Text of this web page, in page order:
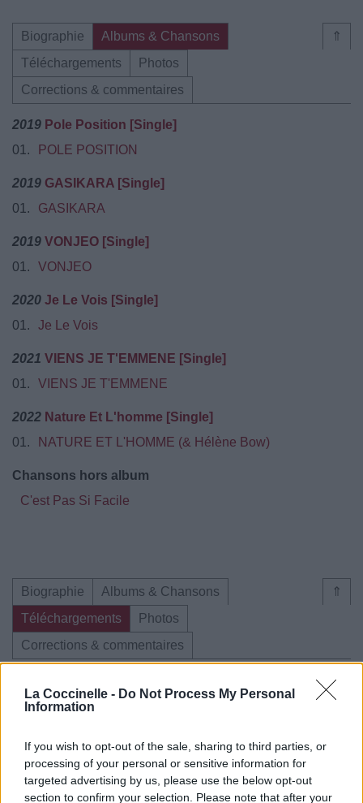
La Coccinelle - Do Not Process My Personal
Information
If you wish to opt-out of the sale, sharing to third parties, or
processing of your personal or sensitive information for
targeted advertising by us, please use the below opt-out
section to confirm your selection. Please note that after your
⇑
Biographie
Albums & Chansons
Téléchargements
Photos
Corrections & commentaires
2019 Pole Position [Single]
01.
POLE POSITION
2019 GASIKARA [Single]
01.
GASIKARA
2019 VONJEO [Single]
01.
VONJEO
2020 Je Le Vois [Single]
01.
Je Le Vois
2021 VIENS JE T'EMMENE [Single]
01.
VIENS JE T'EMMENE
2022 Nature Et L'homme [Single]
01.
NATURE ET L'HOMME (& Hélène Bow)
Chansons hors album
C'est Pas Si Facile
⇑
Biographie
Albums & Chansons
Téléchargements
Photos
Corrections & commentaires
Vous aimez chanter, apprenez la guitare chez
Télécharger légalement les MP3 ou trouver le CD sur
Trouver des vinyles et des CD sur
Trouver un instrument de musique ou une partition au